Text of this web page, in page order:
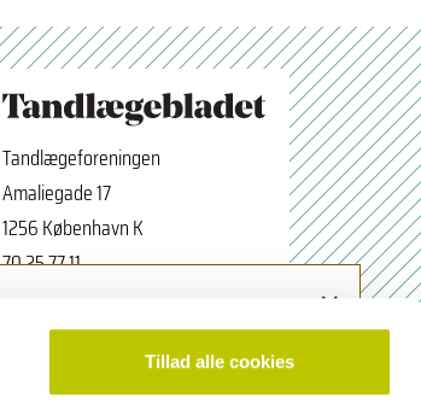
Tillad alle cookies
Tandlægeforeningen
Amaliegade 17
1256 København K
70 25 77 11
tbredaktion@tdl.dk
facebook.com/odontologerne
×